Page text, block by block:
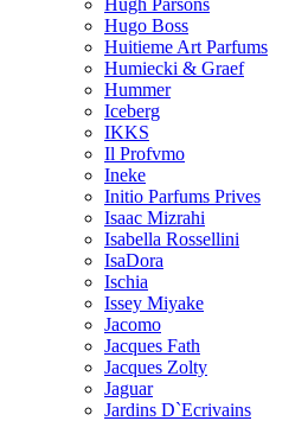
Hugh Parsons
Hugo Boss
Huitieme Art Parfums
Humiecki & Graef
Hummer
Iceberg
IKKS
Il Profvmo
Ineke
Initio Parfums Prives
Isaac Mizrahi
Isabella Rossellini
IsaDora
Ischia
Issey Miyake
Jacomo
Jacques Fath
Jacques Zolty
Jaguar
Jardins D`Ecrivains